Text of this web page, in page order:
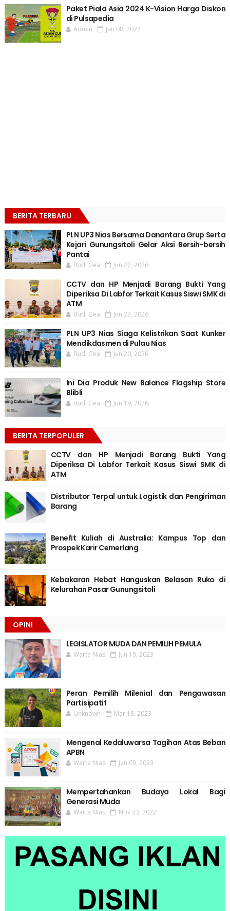
Paket Piala Asia 2024 K-Vision Harga Diskon
di Pulsapedia
Admin Jan 08, 2024
BERITA TERBARU
PLN UP3 Nias Bersama Danantara Grup Serta
Kejari Gunungsitoli Gelar Aksi Bersih-bersih
Pantai
Budi Gea Jun 27, 2026
CCTV dan HP Menjadi Barang Bukti Yang
Diperiksa Di Labfor Terkait Kasus Siswi SMK di
ATM
Budi Gea Jun 23, 2026
PLN UP3 Nias Siaga Kelistrikan Saat Kunker
Mendikdasmen di Pulau Nias
Budi Gea Jun 20, 2026
Ini Dia Produk New Balance Flagship Store
Blibli
Budi Gea Jun 19, 2026
BERITA TERPOPULER
CCTV dan HP Menjadi Barang Bukti Yang
Diperiksa Di Labfor Terkait Kasus Siswi SMK di
ATM
Distributor Terpal untuk Logistik dan Pengiriman
Barang
Benefit Kuliah di Australia: Kampus Top dan
Prospek Karir Cemerlang
Kebakaran Hebat Hanguskan Belasan Ruko di
Kelurahan Pasar Gunungsitoli
OPINI
LEGISLATOR MUDA DAN PEMILIH PEMULA
Warta Nias Jun 19, 2023
Peran Pemilih Milenial dan Pengawasan
Partisipatif
Unknown Mar 18, 2023
Mengenal Kedaluwarsa Tagihan Atas Beban
APBN
Warta Nias Jan 09, 2023
Mempertahankan Budaya Lokal Bagi
Generasi Muda
Warta Nias Nov 23, 2022